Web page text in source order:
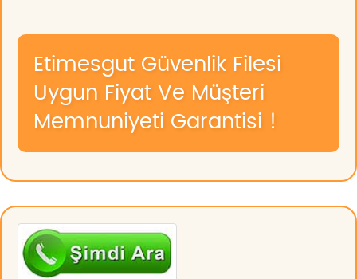
Etimesgut Güvenlik Filesi
Uygun Fiyat Ve Müşteri
Memnuniyeti Garantisi !